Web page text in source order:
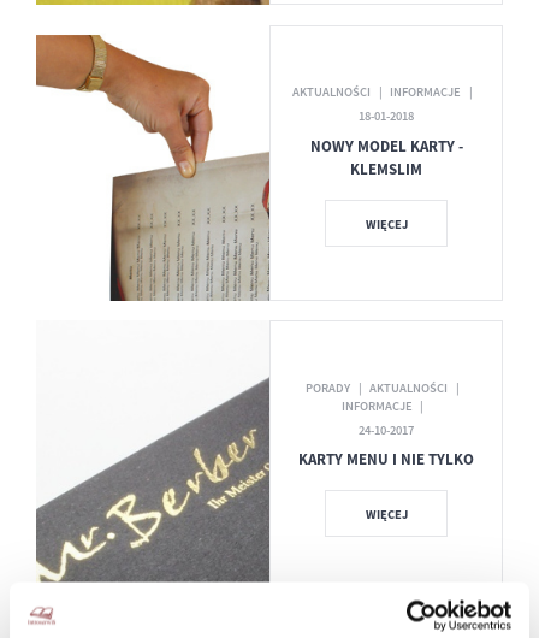
AKTUALNOŚCI
INFORMACJE
18-01-2018
NOWY MODEL KARTY -
KLEMSLIM
WIĘCEJ
PORADY
AKTUALNOŚCI
INFORMACJE
24-10-2017
KARTY MENU I NIE TYLKO
WIĘCEJ